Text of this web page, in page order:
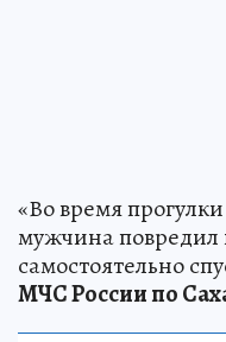
«Во время
мужчина повредил
самостоятельно
МЧС России по